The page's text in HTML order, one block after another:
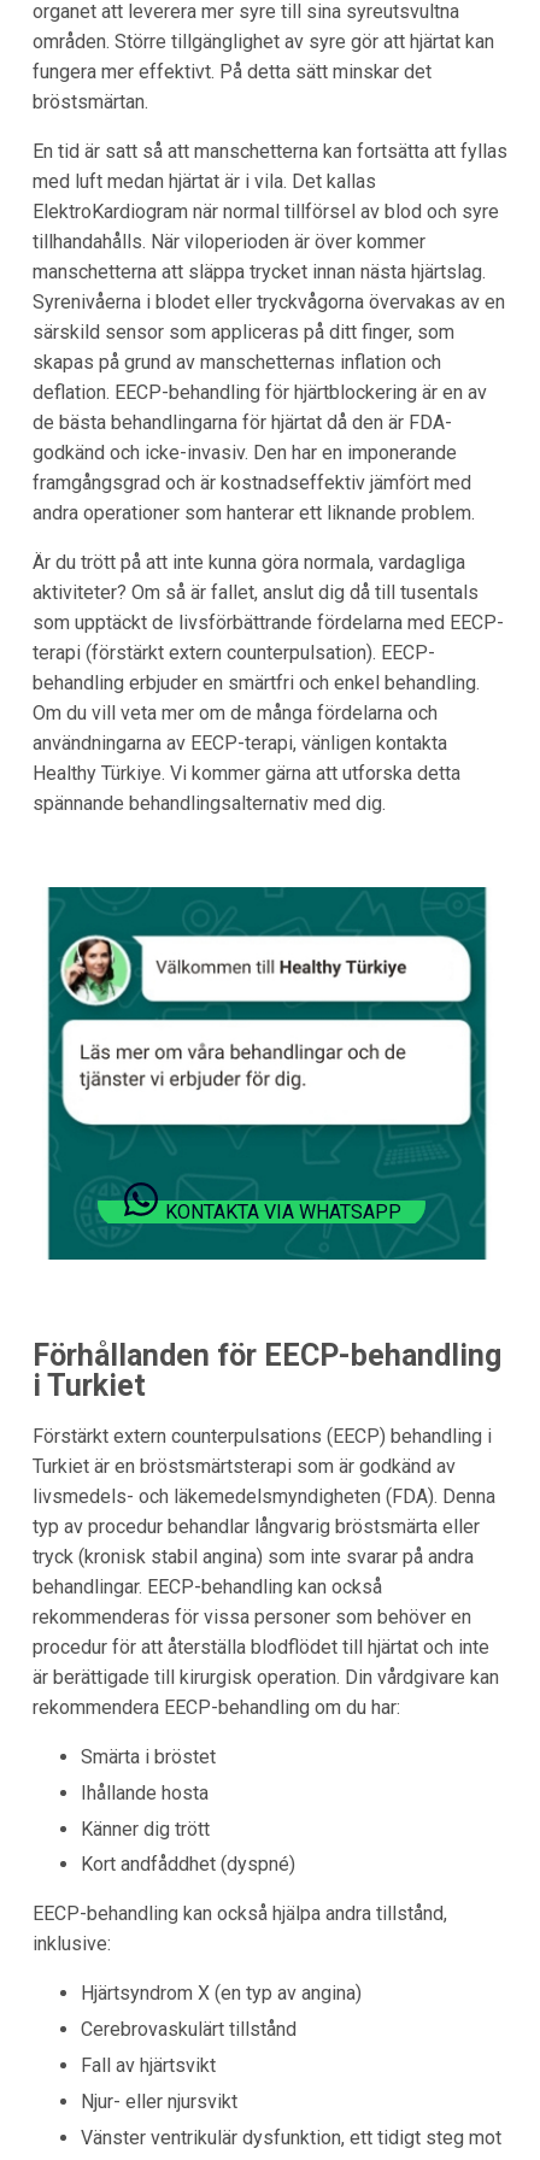
organet att leverera mer syre till sina syreutsvultna
områden. Större tillgänglighet av syre gör att hjärtat kan
fungera mer effektivt. På detta sätt minskar det
bröstsmärtan.
En tid är satt så att manschetterna kan fortsätta att fyllas
med luft medan hjärtat är i vila. Det kallas
ElektroKardiogram när normal tillförsel av blod och syre
tillhandahålls. När viloperioden är över kommer
manschetterna att släppa trycket innan nästa hjärtslag.
Syrenivåerna i blodet eller tryckvågorna övervakas av en
särskild sensor som appliceras på ditt finger, som
skapas på grund av manschetternas inflation och
deflation. EECP-behandling för hjärtblockering är en av
de bästa behandlingarna för hjärtat då den är FDA-
godkänd och icke-invasiv. Den har en imponerande
framgångsgrad och är kostnadseffektiv jämfört med
andra operationer som hanterar ett liknande problem.
Är du trött på att inte kunna göra normala, vardagliga
aktiviteter? Om så är fallet, anslut dig då till tusentals
som upptäckt de livsförbättrande fördelarna med EECP-
terapi (förstärkt extern counterpulsation). EECP-
behandling erbjuder en smärtfri och enkel behandling.
Om du vill veta mer om de många fördelarna och
användningarna av EECP-terapi, vänligen kontakta
Healthy Türkiye. Vi kommer gärna att utforska detta
spännande behandlingsalternativ med dig.
KONTAKTA VIA WHATSAPP
Förhållanden för EECP-behandling
i Turkiet
Förstärkt extern counterpulsations (EECP) behandling i
Turkiet är en bröstsmärtsterapi som är godkänd av
livsmedels- och läkemedelsmyndigheten (FDA). Denna
typ av procedur behandlar långvarig bröstsmärta eller
tryck (kronisk stabil angina) som inte svarar på andra
behandlingar. EECP-behandling kan också
rekommenderas för vissa personer som behöver en
procedur för att återställa blodflödet till hjärtat och inte
är berättigade till kirurgisk operation. Din vårdgivare kan
rekommendera EECP-behandling om du har:
Smärta i bröstet
Ihållande hosta
Känner dig trött
Kort andfåddhet (dyspné)
EECP-behandling kan också hjälpa andra tillstånd,
inklusive:
Hjärtsyndrom X (en typ av angina)
Cerebrovaskulärt tillstånd
Fall av hjärtsvikt
Njur- eller njursvikt
Vänster ventrikulär dysfunktion, ett tidigt steg mot